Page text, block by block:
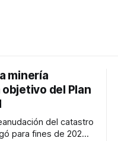
minería
del Plan
del catastro
para fines de 2026.